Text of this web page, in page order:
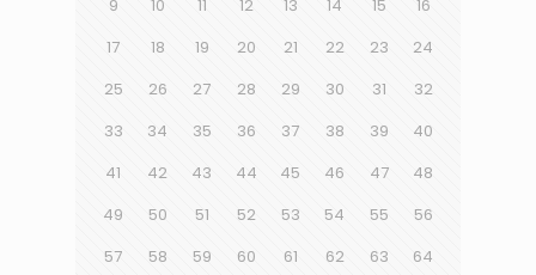
9
10 11 12 13 14 15
16
17
18 19 20 21 22 23
24
25
26 27 28 29 30 31
32
33
34 35 36 37 38 39
40
41
42 43 44 45 46 47
48
49
50 51 52 53 54 55
56
57
58 59 60 61 62 63
64